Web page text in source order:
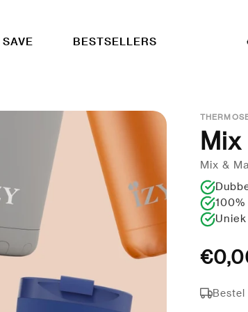
BESTSELLERS
Mix
Mix &
Bestel